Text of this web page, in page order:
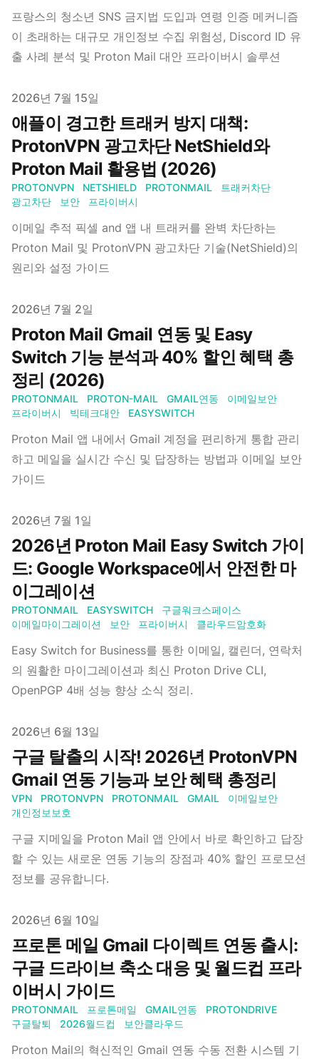
프랑스의 청소년 SNS 금지법 도입과 연령 인증 메커니즘
이 초래하는 대규모 개인정보 수집 위험성, Discord ID 유
출 사례 분석 및 Proton Mail 대안 프라이버시 솔루션
Published on
2026년 7월 15일
애플이 경고한 트래커 방지 대책:
ProtonVPN 광고차단 NetShield와
Proton Mail 활용법 (2026)
PROTONVPN NETSHIELD PROTONMAIL
트래커차단
광고차단
보안 프라이버시
이메일 추적 픽셀 and 앱 내 트래커를 완벽 차단하는
Proton Mail 및 ProtonVPN 광고차단 기술(NetShield)의
원리와 설정 가이드
Published on
2026년 7월 2일
Proton Mail Gmail 연동 및 Easy
Switch 기능 분석과 40% 할인 혜택 총
정리 (2026)
PROTONMAIL PROTON-MAIL GMAIL연동
이메일보안
프라이버시
빅테크대안 EASYSWITCH
Proton Mail 앱 내에서 Gmail 계정을 편리하게 통합 관리
하고 메일을 실시간 수신 및 답장하는 방법과 이메일 보안
가이드
Published on
2026년 7월 1일
2026년 Proton Mail Easy Switch 가이
드: Google Workspace에서 안전한 마
이그레이션
PROTONMAIL EASYSWITCH
구글워크스페이스
이메일마이그레이션
보안 프라이버시 클라우드암호화
Easy Switch for Business를 통한 이메일, 캘린더, 연락처
의 원활한 마이그레이션과 최신 Proton Drive CLI,
OpenPGP 4배 성능 향상 소식 정리.
Published on
2026년 6월 13일
구글 탈출의 시작! 2026년 ProtonVPN
Gmail 연동 기능과 보안 혜택 총정리
VPN PROTONVPN PROTONMAIL GMAIL
이메일보안
개인정보보호
구글 지메일을 Proton Mail 앱 안에서 바로 확인하고 답장
할 수 있는 새로운 연동 기능의 장점과 40% 할인 프로모션
정보를 공유합니다.
Published on
2026년 6월 10일
프로톤 메일 Gmail 다이렉트 연동 출시:
구글 드라이브 축소 대응 및 월드컵 프라
이버시 가이드
PROTONMAIL 프로톤메일 GMAIL연동
PROTONDRIVE
구글탈퇴
2026월드컵 보안클라우드
Proton Mail의 혁신적인 Gmail 연동 수동 전환 시스템 기